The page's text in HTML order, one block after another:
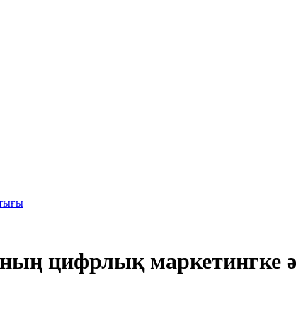
цифрлық маркетингке